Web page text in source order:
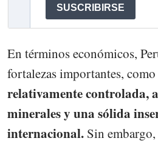
En términos económicos,
fortalezas importantes,
relativamente controlada,
minerales y una sólida
internacional. Sin